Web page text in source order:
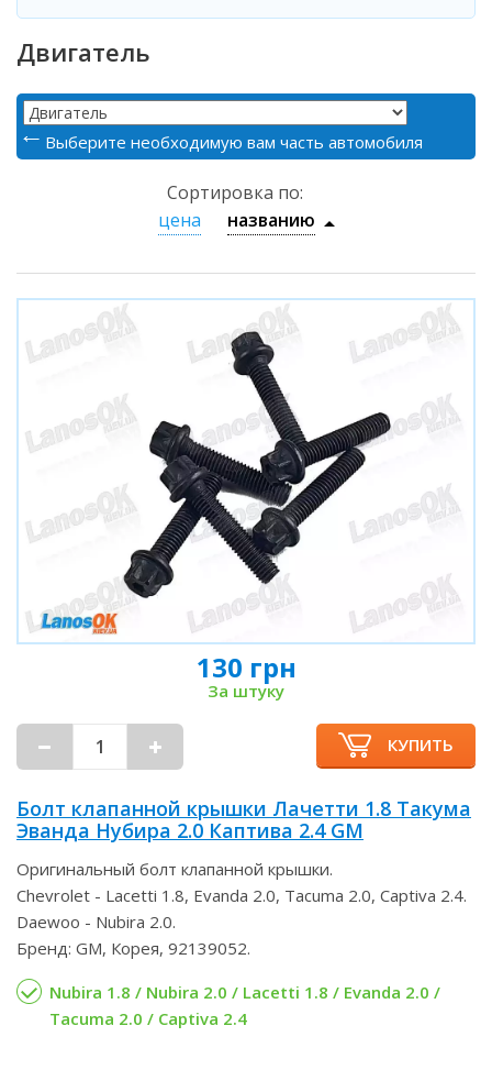
Двигатель
Выберите необходимую вам часть автомобиля
Сортировка по:
цена
названию
130 грн
За штуку
КУПИТЬ
Болт клапанной крышки Лачетти 1.8 Такума
Эванда Нубира 2.0 Каптива 2.4 GM
Оригинальный болт клапанной крышки.
Chevrolet - Lacetti 1.8, Evanda 2.0, Tacuma 2.0, Captiva 2.4.
Daewoo - Nubira 2.0.
Бренд: GM, Корея, 92139052.
Nubira 1.8 / Nubira 2.0 / Lacetti 1.8 / Evanda 2.0 /
Tacuma 2.0 / Captiva 2.4